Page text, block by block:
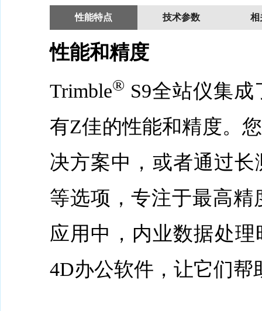
性能特点 技术参数 相
性能和精度
Trimble® S9全站仪集
有Z佳的性能和精度。
决方案中，或者通过长
等选项，专注于最高
应用中，内业数据处理
4D办公软件，让它们